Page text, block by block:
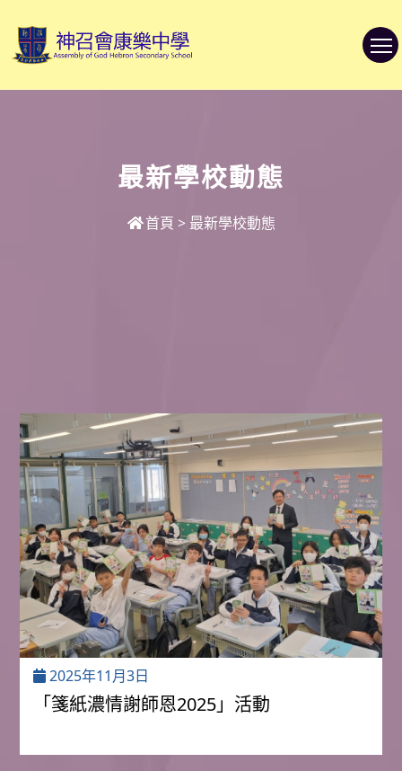
最新學校動態
首頁 > 最新學校動態
2025年11月3日
「箋紙濃情謝師恩2025」活動